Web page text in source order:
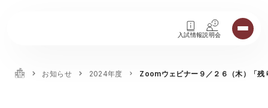
入試情報説明会
お知らせ 2024年度 Zoomウェビナー９／２６（木）「残